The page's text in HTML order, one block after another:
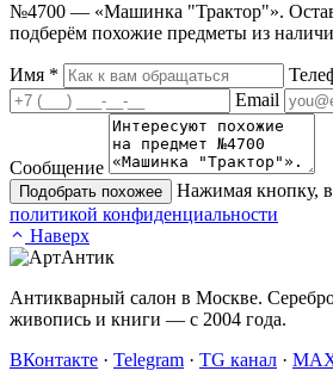
№4700 — «Машинка "Трактор"».
подберём похожие предметы из
Имя *
Email
Сообщение
Подобрать похожее
Нажимая кнопку,
политикой конфиденциальности
Наверх
Антикварный салон в Москве.
живопись и книги — с 2004 года.
ВКонтакте · Telegram · TG канал ·